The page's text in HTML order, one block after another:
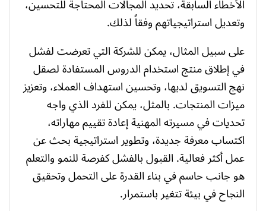
الأخطاء السابقة، تحديد المجالات المحتاجة للتحسين،
وتعديل استراتيجياتهم وفقاً لذلك.
على سبيل المثال، يمكن للشركة التي تعرضت لفشل
في إطلاق منتج استخدام الدروس المستفادة لصقل
نهج التسويق لديها، وتحسين استهداف العملاء، وتعزيز
ميزات المنتجات. بالمثل، يمكن للفرد الذي واجه
تحديات في مسيرته المهنية إعادة تقييم مهاراته،
اكتساب معرفة جديدة، وتطوير استراتيجية بحث عن
عمل أكثر فعالية. القبول بالفشل كفرصة للنمو والتعلم
هو جانب حاسم في بناء القدرة على التحمل وتحقيق
النجاح في بيئة تتغير باستمرار.